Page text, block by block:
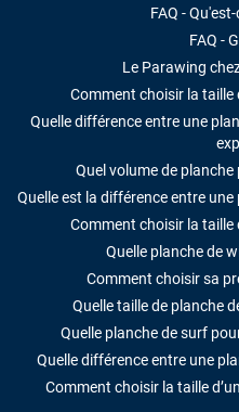
FAQ -
FAQ -
Le Parawing
Comment choisir la taille
Quelle différence entre une
Quel volume de
Quelle est la différence entre
Comment choisir la taille
Quelle planche de
Comment choisir sa
Quelle taille de planche
Quelle planche de surf
Quelle différence entre une
Comment choisir la taille